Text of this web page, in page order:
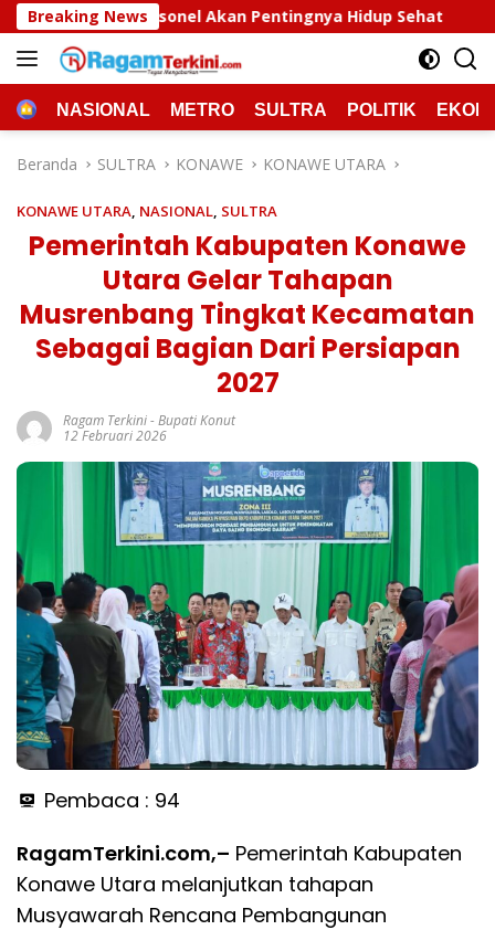
Langsung
ke
konten
Breaking NewsHidup Sehat Polda Sultra Musnahkan
HOMENASIONAL METRO SULTRA POLITIK
Beranda SULTRA KONAWE KONAWE UTARA
KONAWE UTARA, NASIONAL, SULTRA
Pemerintah Kabupaten Konawe
Utara Gelar Tahapan
Musrenbang Tingkat Kecamatan
Sebagai Bagian Dari Persiapan
2027
Ragam Terkini-Bupati Konut
12 Februari 2026
Pembaca : 94
RagamTerkini.com,– Pemerintah Kabupaten
Konawe Utara melanjutkan tahapan
Musyawarah Rencana Pembangunan